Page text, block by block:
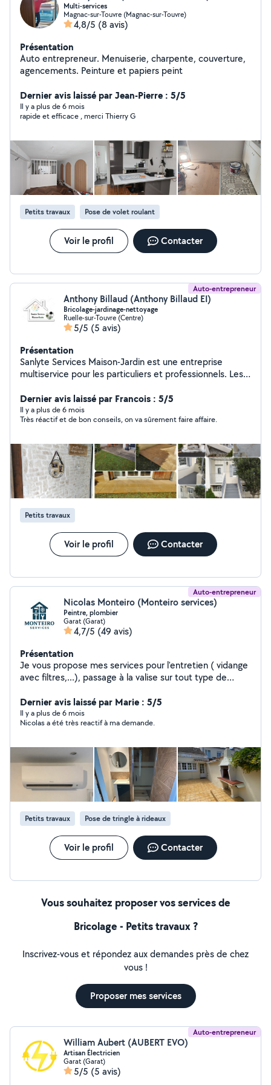
Multi-services
Magnac-sur-Touvre (Magnac-sur-Touvre)
4,8/5 (8 avis)
Présentation
Auto entrepreneur. Menuiserie, charpente, couverture,
agencements. Peinture et papiers peint
Dernier avis laissé par Jean-Pierre : 5/5
Il y a plus de 6 mois
rapide et efficace , merci Thierry G
Petits travaux Pose de volet roulant
Voir le profil Contacter
Auto-entrepreneur
Anthony Billaud (Anthony Billaud EI)
Bricolage-jardinage-nettoyage
Ruelle-sur-Touvre (Centre)
5/5 (5 avis)
Présentation
Sanlyte Services Maison-Jardin est une entreprise
multiservice pour les particuliers et professionnels. Les
intérieur ou extérieur (travaux de finition, petites
réparations, aménagement intérieur, montage de
mobilier, pose de clôture, pose de terrasse bois sur
et jardins, tonte, taille de haies, débroussaillage, petit
élagage, évacuation des végétaux, arrosage des
jardins). Le nettoyage courant du bâtiment (nettoyage
toiture, façade, terrasse, dallage, panneaux solaire,
piscine, monuments funéraires)
Dernier avis laissé par Francois : 5/5
Il y a plus de 6 mois
Très réactif et de bon conseils, on va sûrement faire affaire.
Petits travaux
Voir le profil Contacter
Auto-entrepreneur
Nicolas Monteiro (Monteiro services)
Peintre, plombier
Garat (Garat)
4,7/5 (49 avis)
Présentation
Je vous propose mes services pour l'entretien ( vidange
avec filtres,...), passage à la valise sur tout type de
remplacement de pièces du train roulant, plaquettes,..)
Je fais aussi entretien des espace vert (tonte,
débroussaillage, taille..), plomberie, peinture,
n'hésiter pas à me demander. Possibilité de location de
matériel professionnel ( karcher, débroussailleuse, etc )
Dernier avis laissé par Marie : 5/5
Il y a plus de 6 mois
Nicolas a été très reactif à ma demande.
Petits travaux Pose de tringle à rideaux
Voir le profil Contacter
Vous souhaitez proposer vos services de
Bricolage - Petits travaux ?
Inscrivez-vous et répondez aux demandes près de chez
vous !
Proposer mes services
Auto-entrepreneur
William Aubert (AUBERT EVO)
Artisan Électricien
Garat (Garat)
5/5 (5 avis)